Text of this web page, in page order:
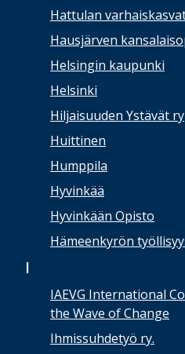
Hattulan
Hausjärven
Helsingin kaupunki
Helsinki
Hiljaisuuden Ystävät ry
Huittinen
Humppila
Hyvinkää
Hyvinkään Opisto
Hämeenkyrön
I
IAEVG International
the Wave of Change
Ihmissuhdetyö ry.